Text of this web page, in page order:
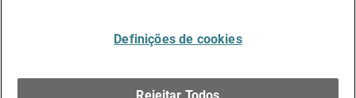
Definições de cookies